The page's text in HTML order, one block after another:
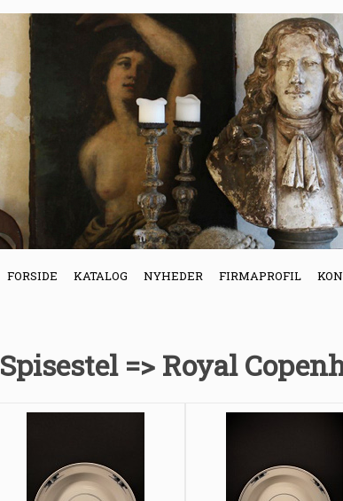
FORSIDE KATALOG NYHEDER FIRMAPROFIL
Spisestel => Royal